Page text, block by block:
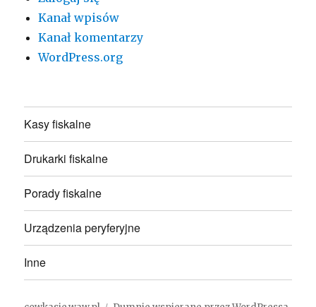
Kanał wpisów
Kanał komentarzy
WordPress.org
Kasy fiskalne
Drukarki fiskalne
Porady fiskalne
Urządzenia peryferyjne
Inne